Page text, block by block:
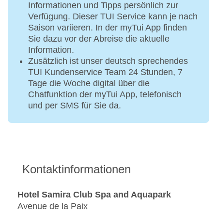
Informationen und Tipps persönlich zur
Verfügung. Dieser TUI Service kann je nach
Saison variieren. In der myTui App finden
Sie dazu vor der Abreise die aktuelle
Information.
Zusätzlich ist unser deutsch sprechendes
TUI Kundenservice Team 24 Stunden, 7
Tage die Woche digital über die
Chatfunktion der myTui App, telefonisch
und per SMS für Sie da.
Kontaktinformationen
Hotel Samira Club Spa and Aquapark
Avenue de la Paix